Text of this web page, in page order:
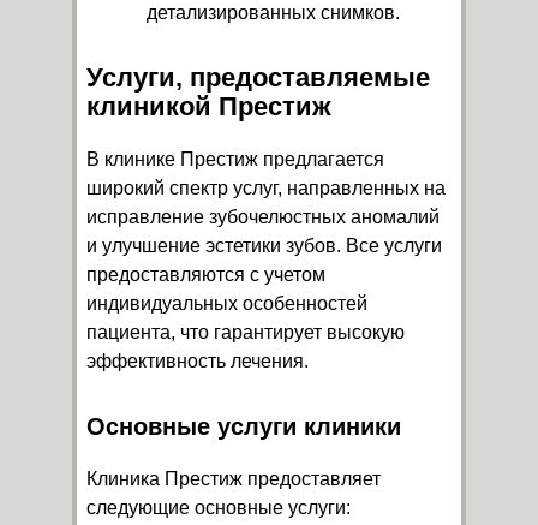
детализированных снимков.
Услуги, предоставляемые
клиникой Престиж
В клинике Престиж предлагается
широкий спектр услуг, направленных на
исправление зубочелюстных аномалий
и улучшение эстетики зубов. Все услуги
предоставляются с учетом
индивидуальных особенностей
пациента, что гарантирует высокую
эффективность лечения.
Основные услуги клиники
Клиника Престиж предоставляет
следующие основные услуги: